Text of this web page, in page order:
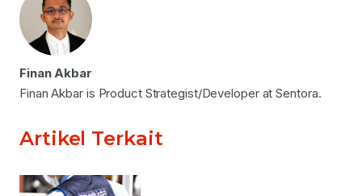
Finan Akbar
Finan Akbar is Product Strategist/Developer at Sentora.
Artikel Terkait